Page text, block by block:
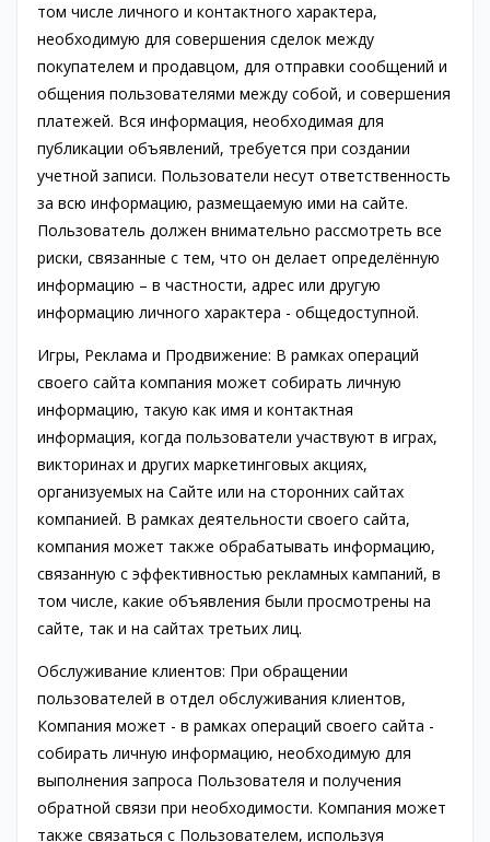
том числе личного и контактного характера,
необходимую для совершения сделок между
покупателем и продавцом, для отправки сообщений и
общения пользователями между собой, и совершения
платежей. Вся информация, необходимая для
публикации объявлений, требуется при создании
учетной записи. Пользователи несут ответственность
за всю информацию, размещаемую ими на сайте.
Пользователь должен внимательно рассмотреть все
риски, связанные с тем, что он делает определённую
информацию – в частности, адрес или другую
информацию личного характера - общедоступной.
Игры, Реклама и Продвижение: В рамках операций
своего сайта компания может собирать личную
информацию, такую как имя и контактная
информация, когда пользователи участвуют в играх,
викторинах и других маркетинговых акциях,
организуемых на Сайте или на сторонних сайтах
компанией. В рамках деятельности своего сайта,
компания может также обрабатывать информацию,
связанную с эффективностью рекламных кампаний, в
том числе, какие объявления были просмотрены на
сайте, так и на сайтах третьих лиц.
Обслуживание клиентов: При обращении
пользователей в отдел обслуживания клиентов,
Компания может - в рамках операций своего сайта -
собирать личную информацию, необходимую для
выполнения запроса Пользователя и получения
обратной связи при необходимости. Компания может
также связаться с Пользователем, используя